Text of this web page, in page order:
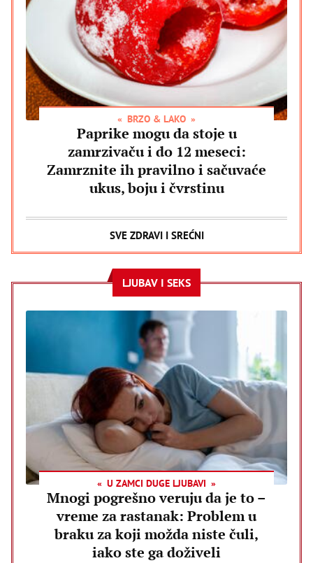
BRZO & LAKO
Paprike mogu da stoje u
zamrzivaču i do 12 meseci:
Zamrznite ih pravilno i sačuvaće
ukus, boju i čvrstinu
SVE ZDRAVI I SREĆNI
LJUBAV I SEKS
U ZAMCI DUGE LJUBAVI
Mnogi pogrešno veruju da je to –
vreme za rastanak: Problem u
braku za koji možda niste čuli,
iako ste ga doživeli